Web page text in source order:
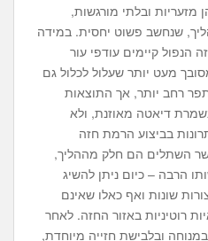
מזעריות ובלתי מורגשות,
שנחשב פשוט יחסית. במידה
הנפול קיימים עודפי עור
מעט יותר שעלול לכלול גם
רחב יותר, אך התוצאות
דיאטה מאוזנת, ולא
בביצוע הרמת חזה
השתלים הם חלק מההליך,
הרבה – כיום ניתן להשיג
שונות ואף כאלו שאינם
רוטיניות באזור החזה. לאחר
ובלבישת חזייה מיוחדת,